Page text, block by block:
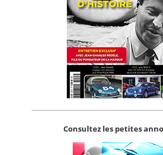
Consultez les petites